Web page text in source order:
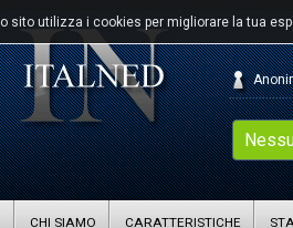
sito utilizza i cookies per migliorare la tua
CHI SIAMO CARATTERISTICHE